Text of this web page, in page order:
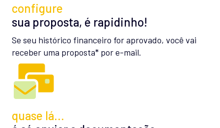
configure
sua proposta, é rapidinho!
Se seu histórico financeiro for aprovado, você vai
receber uma proposta* por e-mail.
quase lá…